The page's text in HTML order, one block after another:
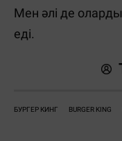
Мен әлі де
еді.
БУРГЕР КИНГ BURGER KING